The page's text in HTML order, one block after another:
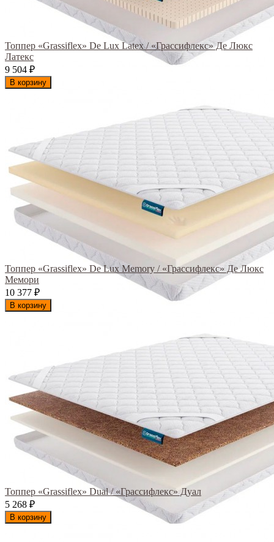
Топпер «Grassiflex» De Lux Latex / «Грассифлекс» Де Люкс
Латекс
9 504 ₽
В корзину
Топпер «Grassiflex» De Lux Memory / «Грассифлекс» Де Люкс
Мемори
10 377 ₽
В корзину
Топпер «Grassiflex» Dual / «Грассифлекс» Дуал
5 268 ₽
В корзину